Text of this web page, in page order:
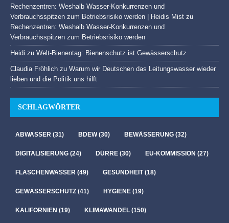
Rechenzentren: Weshalb Wasser-Konkurrenzen und
Verbrauchsspitzen zum Betriebsrisiko werden | Heidis Mist zu
Rechenzentren: Weshalb Wasser-Konkurrenzen und
Verbrauchsspitzen zum Betriebsrisiko werden
Heidi zu Welt-Bienentag: Bienenschutz ist Gewässerschutz
Claudia Fröhlich zu Warum wir Deutschen das Leitungswasser wieder
lieben und die Politik uns hilft
SCHLAGWÖRTER
ABWASSER (31) BDEW(30) BEWÄSSERUNG (32)
DIGITALISIERUNG (24) DÜRRE (30) EU-KOMMISSION (27)
FLASCHENWASSER (49) GESUNDHEIT(18)
GEWÄSSERSCHUTZ (41) HYGIENE (19)
KALIFORNIEN (19) KLIMAWANDEL (150)